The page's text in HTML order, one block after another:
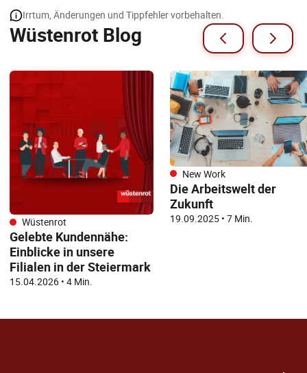
Irrtum, Änderungen und Tippfehler vorbehalten.
Wüstenrot Blog
Wüstenrot
Gelebte Kundennähe:
Einblicke in unsere
Filialen in der Steiermark
15.04.2026• 4 Min.
New Work
Die Arbeitswelt der
Zukunft
19.09.2025 • 7 Min.